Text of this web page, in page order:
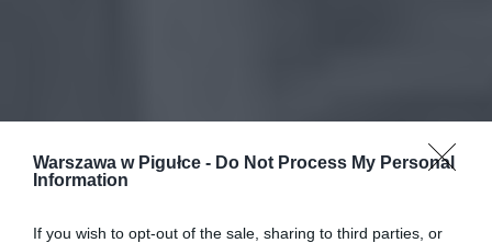
Warszawa w Pigułce - Do Not Process My Personal
Information
If you wish to opt-out of the sale, sharing to third parties, or